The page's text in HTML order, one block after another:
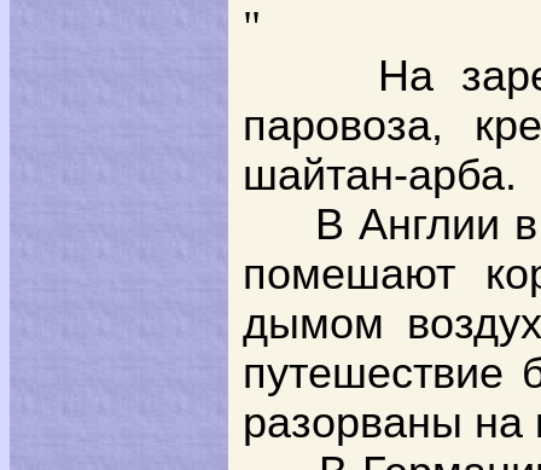
"
На
паровоза,
шайтан-арба.
В Англии
помешают
дымом
путешествие
разорваны на